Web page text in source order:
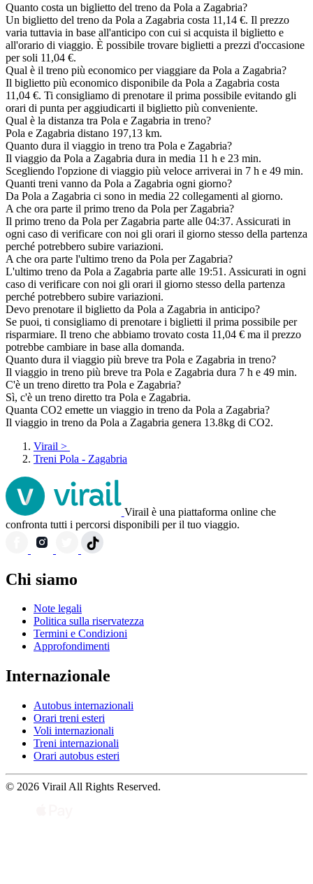
Quanto costa un biglietto del treno da Pola a Zagabria?
Un biglietto del treno da Pola a Zagabria costa 11,14 €. Il prezzo
varia tuttavia in base all'anticipo con cui si acquista il biglietto e
all'orario di viaggio. È possibile trovare biglietti a prezzi d'occasione
per soli 11,04 €.
Qual è il treno più economico per viaggiare da Pola a Zagabria?
Il biglietto più economico disponibile da Pola a Zagabria costa
11,04 €. Ti consigliamo di prenotare il prima possibile evitando gli
orari di punta per aggiudicarti il biglietto più conveniente.
Qual è la distanza tra Pola e Zagabria in treno?
Pola e Zagabria distano 197,13 km.
Quanto dura il viaggio in treno tra Pola e Zagabria?
Il viaggio da Pola a Zagabria dura in media 11 h e 23 min.
Scegliendo l'opzione di viaggio più veloce arriverai in 7 h e 49 min.
Quanti treni vanno da Pola a Zagabria ogni giorno?
Da Pola a Zagabria ci sono in media 22 collegamenti al giorno.
A che ora parte il primo treno da Pola per Zagabria?
Il primo treno da Pola per Zagabria parte alle 04:37. Assicurati in
ogni caso di verificare con noi gli orari il giorno stesso della partenza
perché potrebbero subire variazioni.
A che ora parte l'ultimo treno da Pola per Zagabria?
L'ultimo treno da Pola a Zagabria parte alle 19:51. Assicurati in ogni
caso di verificare con noi gli orari il giorno stesso della partenza
perché potrebbero subire variazioni.
Devo prenotare il biglietto da Pola a Zagabria in anticipo?
Se puoi, ti consigliamo di prenotare i biglietti il prima possibile per
risparmiare. Il treno che abbiamo trovato costa 11,04 € ma il prezzo
potrebbe cambiare in base alla domanda.
Quanto dura il viaggio più breve tra Pola e Zagabria in treno?
Il viaggio in treno più breve tra Pola e Zagabria dura 7 h e 49 min.
C'è un treno diretto tra Pola e Zagabria?
Sì, c'è un treno diretto tra Pola e Zagabria.
Quanta CO2 emette un viaggio in treno da Pola a Zagabria?
Il viaggio in treno da Pola a Zagabria genera 13.8kg di CO2.
Virail >
Treni Pola - Zagabria
Virail è una piattaforma online che
confronta tutti i percorsi disponibili per il tuo viaggio.
Chi siamo
Note legali
Politica sulla riservatezza
Termini e Condizioni
Approfondimenti
Internazionale
Autobus internazionali
Orari treni esteri
Voli internazionali
Treni internazionali
Orari autobus esteri
© 2026 Virail All Rights Reserved.